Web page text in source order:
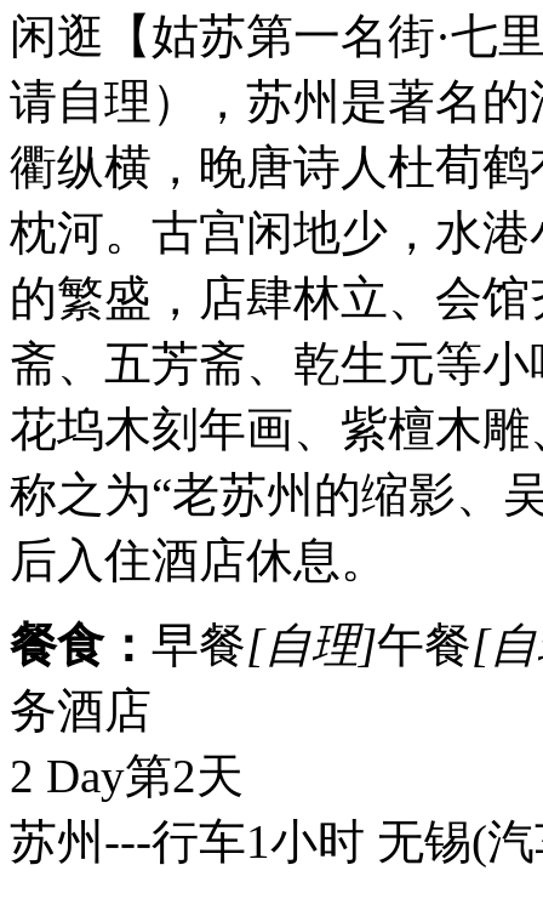
闲逛【姑苏第一名街·七
请自理），苏州是著名
衢纵横，晚唐诗人杜荀
枕河。古宫闲地少，水
的繁盛，店肆林立、会
斋、五芳斋、乾生元等
花坞木刻年画、紫檀木
称之为“老苏州的缩影、
后入住酒店休息。
餐食： 早餐[自理]午餐[
务酒店
2 Day第2天
苏州---行车1小时 无锡(